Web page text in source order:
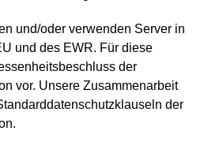
und/oder verwenden Server in
und des EWR. Für diese
der
vor. Unsere Zusammenarbeit
der